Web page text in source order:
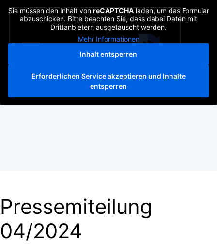
dieses
Sie müssen den Inhalt vonreCAPTCHAladen, um das Formular
abzuschicken. Bitte beachten Sie, dass dabei Daten mit
Drittanbietern ausgetauscht werden.
Mehr Informationen
Inhalt entsperren
Erforderlichen Service akzeptieren und Inhalte
entsperren
Pressemiteilung
04/2024